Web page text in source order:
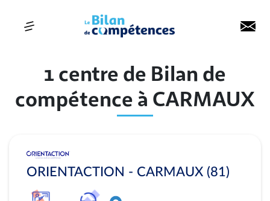
1 centre de Bilan de
compétence à CARMAUX
ORIENTACTION - CARMAUX (81)